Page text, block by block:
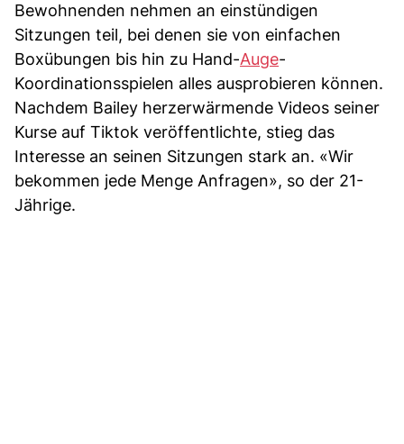
Bewohnenden nehmen an einstündigen
Sitzungen teil, bei denen sie von einfachen
Boxübungen bis hin zu Hand-Auge-
Koordinationsspielen alles ausprobieren können.
Nachdem Bailey herzerwärmende Videos seiner
Kurse auf Tiktok veröffentlichte, stieg das
Interesse an seinen Sitzungen stark an. «Wir
bekommen jede Menge Anfragen», so der 21-
Jährige.